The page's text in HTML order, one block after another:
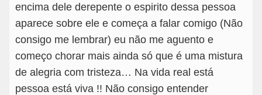
encima dele derepente o espirito dessa pessoa
aparece sobre ele e começa a falar comigo (Não
consigo me lembrar) eu não me aguento e
começo chorar mais ainda só que é uma mistura
de alegria com tristeza… Na vida real está
pessoa está viva !! Não consigo entender